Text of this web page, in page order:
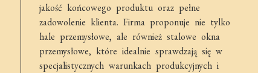
jakość końcowego produktu oraz pełne
zadowolenie klienta. Firma proponuje nie tylko
hale przemysłowe, ale również stalowe okna
przemysłowe, które idealnie sprawdzają się w
specjalistycznych warunkach produkcyjnych i